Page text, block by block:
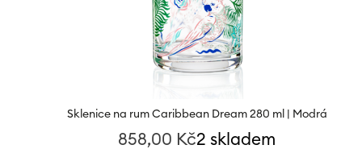
Sklenice na rum Caribbean Dream 280 ml | Modrá
858,00 Kč2 skladem